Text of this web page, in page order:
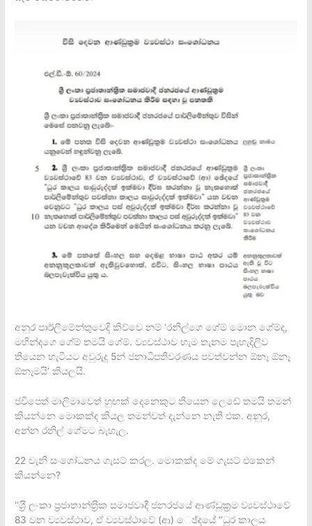
අනුර පාර්ලිමේන්තුවෙදි කිව්වෙ නම් ‘රනිල්ගෙ ගේම් මොන ගේම්ද,
මහින්දගෙ ගේම් තමයි ගේම්. ව්‍යවස්ථාව හැම තැනම පැහැදිලිව
තියෙන හැටියට අවුරුදු 5න් ජනාධිපතිවරණය පවත්වන්න ඕනෑ ඕනෑ
ඕනෑමයි’ කියලයි.
ජවිපෙත් මාලිමාවෙත් හුඟක් දෙනෙකුට තියෙන ලෙඬේ තමයි තමන්
කියන්නෙ මොකක්ද කියල තමන්වත් දැන්නෙ නැති එක. අනුර,
අන්න රනිල් ගේමට බැහැල.
22 වැනි සංශෝධනය ගැසට් කරල. මොකක්ද මේ ගැසට් එකෙන්
කියන්නෙ?
‘‘ශ‍්‍රී ලංකා ප‍්‍රජාතාන්ත‍්‍රික සමාජවාදී ජනරජයේ ආණ්ඩුක‍්‍රම ව්‍යවස්ථාවේ
83 වන ව්‍යවස්ථාව, ඒ ව්‍යවස්ථාවේ (ආ) ෙඡ්දයේ ‘‘ධුර කාලය